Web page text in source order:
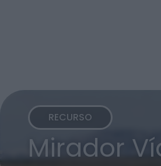
RECURSO
Mirador